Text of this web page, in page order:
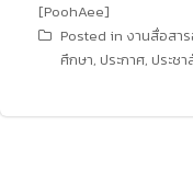
[PoohAee]
Posted in งานสื่อสา
ศึกษา, ประกาศ, ประช